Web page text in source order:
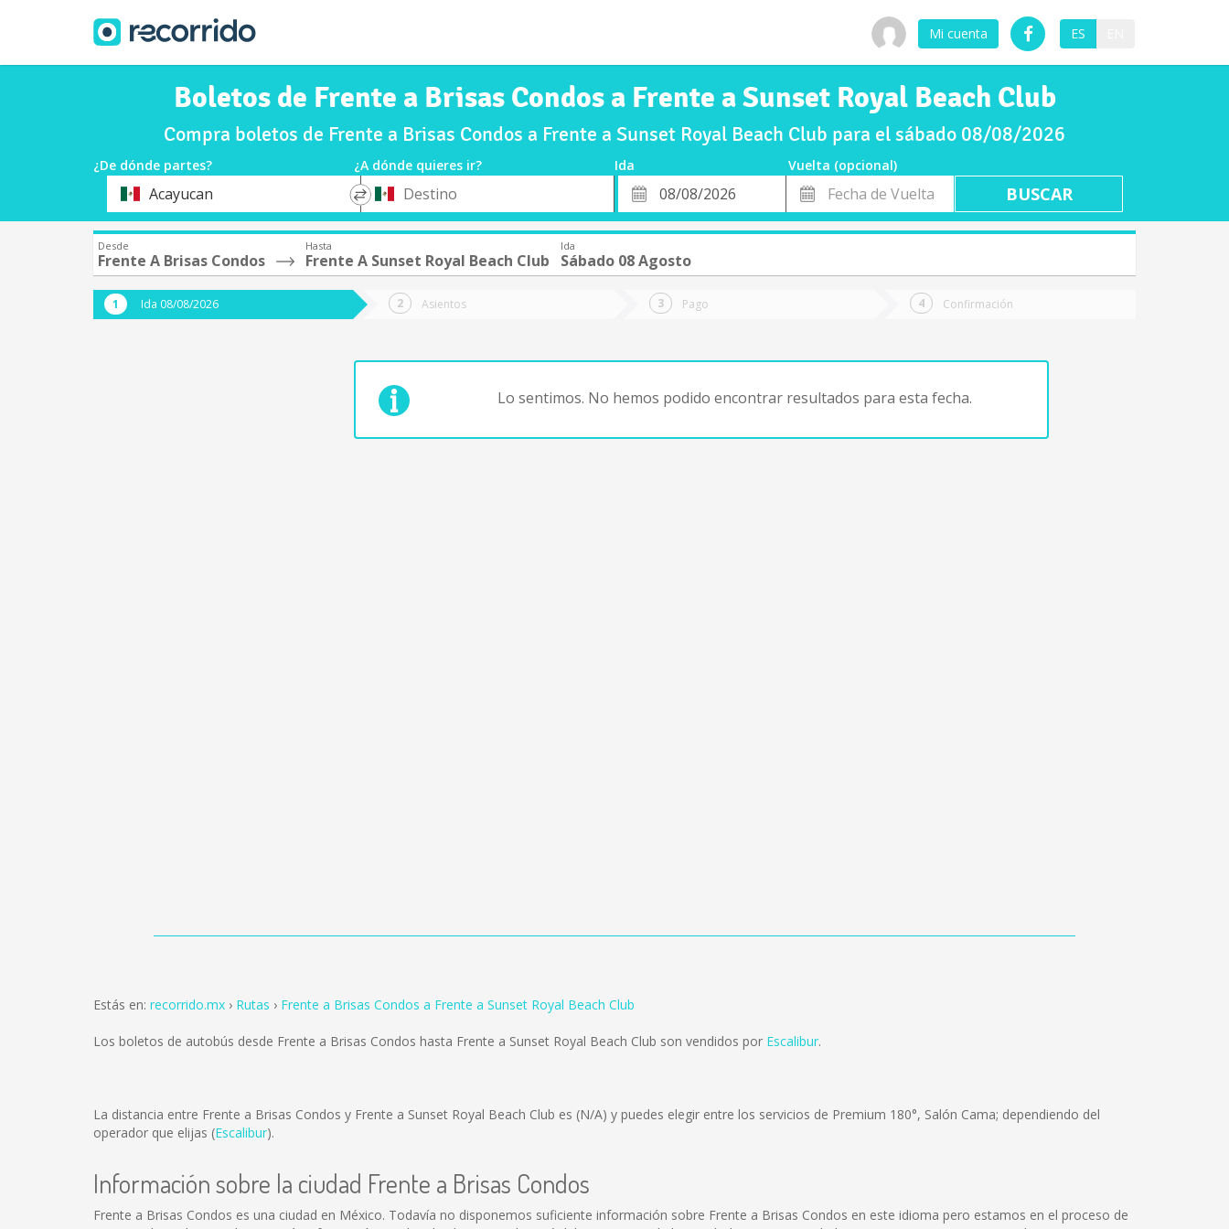
Mi cuenta ES
Boletos de Frente a Brisas Condos a Frente a Sunset Royal Beach Club
Compra boletos de Frente a Brisas Condos a Frente a Sunset Royal Beach Club para el sábado 08/08/2026
¿De dónde partes? ¿A dónde quieres ir? Ida
Vuelta (opcional)
OrigenAcayucan
*
Destino
Fecha
de
Fecha
de
Vuelta
Desde
Frente A Brisas Condos
Hasta
Frente A Sunset Royal Beach Club
Ida
Sábado 08 Agosto
Ida 08/08/2026 Asientos Pago Confirmación
Lo sentimos. No hemos podido encontrar resultados para esta fecha.
Estás en: recorrido.mx Rutas Frente a Brisas Condos a Frente a Sunset Royal Beach Club
Los boletos de autobús desde Frente a Brisas Condos hasta Frente a Sunset Royal Beach Club son vendidos por Escalibur.
La distancia entre Frente a Brisas Condos y Frente a Sunset Royal Beach Club es (N/A) y puedes elegir entre los servicios de Premium 180°, Salón Cama; dependiendo del
operador que elijas (Escalibur).
Información sobre la ciudad Frente a Brisas Condos
Frente a Brisas Condos es una ciudad en México. Todavía no disponemos suficiente información sobre Frente a Brisas Condos en este idioma pero estamos en el proceso de